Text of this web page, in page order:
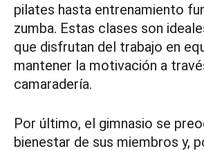
pilates hasta entrenamiento
zumba. Estas clases son
que disfrutan del trabajo en
mantener la motivación a
camaradería.
Por último, el gimnasio se
bienestar de sus miembros y,